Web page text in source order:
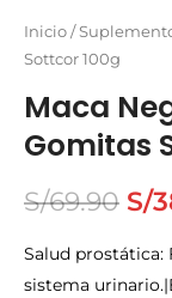
Inicio /
Sottcor 100g
Maca
Gomitas
S/69.90 S/
Salud prostática:
sistema